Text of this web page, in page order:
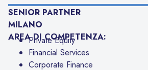
SENIOR PARTNER
MILANO
AREA DI COMPETENZA:
Private Equity
Financial Services
Corporate Finance